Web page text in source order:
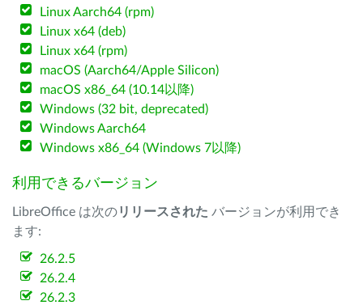
Linux Aarch64 (rpm)
Linux x64 (deb)
Linux x64 (rpm)
macOS (Aarch64/Apple Silicon)
macOS x86_64 (10.14以降)
Windows (32 bit, deprecated)
Windows Aarch64
Windows x86_64 (Windows 7以降)
利用できるバージョン
LibreOffice は次のリリースされた バージョンが利用でき
ます:
26.2.5
26.2.4
26.2.3